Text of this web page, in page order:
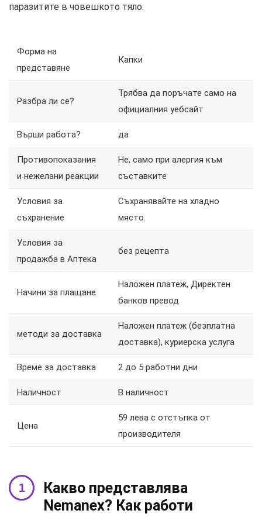
паразитите в човешкото тяло.
Форма на
представяне
Капки
Разбра ли се?
Трябва да поръчате само на
официалния уебсайт
Върши работа? да
Противопоказания
и нежелани реакции
Не, само при алергия към
съставките
Условия за
съхранение
Съхранявайте на хладно
място.
Условия за
продажба в Аптека
без рецепта
Начини за плащане
Наложен платеж, Директен
банков превод
методи за доставка
Наложен платеж (безплатна
доставка), куриерска услуга
Време за доставка 2 до 5 работни дни
Наличност В наличност
Цена
59 лева с отстъпка от
производителя
Какво представлява
Nemanex? Как работи